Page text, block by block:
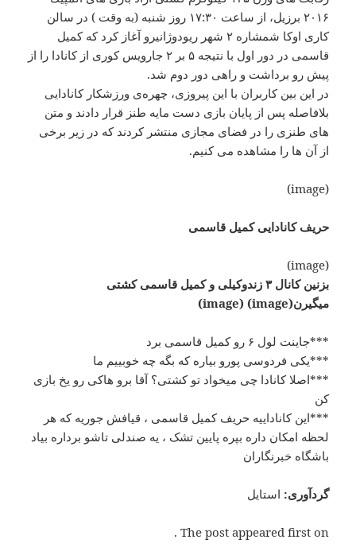
۲۰۱۶ برزیل، از ساعت ۱۷:۳۰ روز شنبه (به وقت ) در سالن
كاری اوكا شمشاره ۲ شهر ریودوژانیرو آغاز کرد که كمیل
قاسمی در دور اول با نتیجه ۵ بر ۲ جارویس كوری از كانادا را از
پیش رو برداشت و راهی دور دوم شد.
در این بین کاربران با این پیروزی، چهره‌ی ورزشکار کانادایی
بلافاصله پس از پایان بازی دست مایه طنز قرار دادند و متن
های طنزی را در فضای مجازی منتشر کردند که در زیر برخی
از آن ها را مشاهده می کنیم.
(image)
حریف کانادایی کمیل قاسمی
(image)
بزنین کانال ۳ زندوکیلی و کمیل قاسمی کشتی
میگیرن(image) (image)
***جاینت لول ۶ رو کمیل قاسمی برد
***یکی فردوسی پورو بیاره که بگه چه خوبییم ما
***اصلا کانادا چی میخواد تو کشتی؟ آقا برو هاکی رو یخ بازی
کن
***این کاناداییه حریف کمیل قاسمی ، قیافش جوریه که هر
لحظه امکان داره بپره پایین تشک ، یه صندلی تاشو برداره بیاد
باشگاه خبرنگاران
گردآوری: استایل
The post appeared first on .